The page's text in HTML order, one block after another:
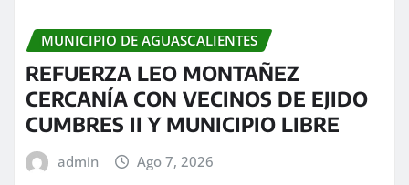
MUNICIPIO DE AGUASCALIENTES
REFUERZA LEO MONTAÑEZ
CERCANÍA CON VECINOS DE EJIDO
CUMBRES II Y MUNICIPIO LIBRE
admin Ago 7, 2026